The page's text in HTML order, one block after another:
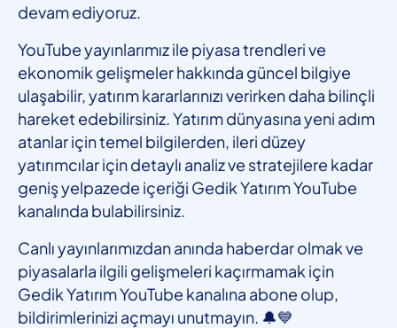
devam ediyoruz.
YouTube yayınlarımız ile piyasa trendleri ve
ekonomik gelişmeler hakkında güncel bilgiye
ulaşabilir, yatırım kararlarınızı verirken daha bilinçli
hareket edebilirsiniz. Yatırım dünyasına yeni adım
atanlar için temel bilgilerden, ileri düzey
yatırımcılar için detaylı analiz ve stratejilere kadar
geniş yelpazede içeriği Gedik Yatırım YouTube
kanalında bulabilirsiniz.
Canlı yayınlarımızdan anında haberdar olmak ve
piyasalarla ilgili gelişmeleri kaçırmamak için
Gedik Yatırım YouTube kanalına abone olup,
bildirimlerinizi açmayı unutmayın. 🔔💙